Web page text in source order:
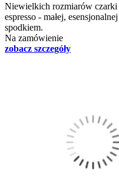
Niewielkich rozmiarów czarki
espresso - małej,
spodkiem.
Na zamówienie
zobacz szczegóły